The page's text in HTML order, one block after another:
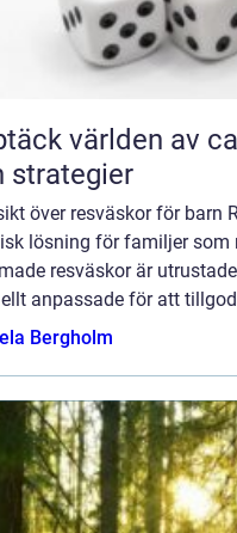
världen av
strategier
över resväskor för barn
lösning för familjer som
resväskor är
anpassade för att
Bergholm